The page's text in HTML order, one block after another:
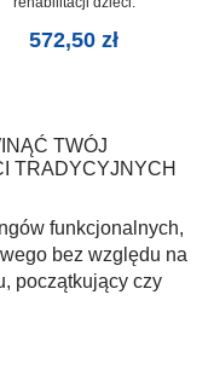
572,50zł
TWÓJ
TRADYCYJNYCH
funkcjonalnych,
bez względu na
początkujący czy